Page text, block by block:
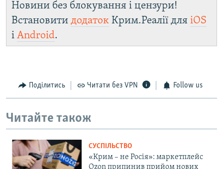
Новини без блокування і цензури!
Встановити додаток Крим.Реалії для iOS
і Android.
Поділитись Читати без VPN Follow us
Читайте також
СУСПІЛЬСТВО
«Крим – не Росія»: маркетплейс
Ozon припинив прийом нових